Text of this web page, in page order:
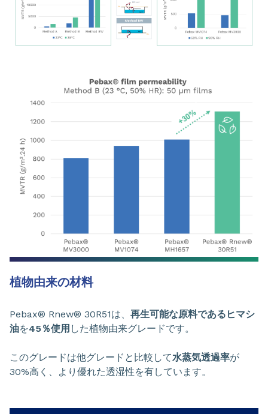
植物由来の材料
Pebax® Rnew® 30R51は、 再生可能な原料であるヒマシ
油を45％使用 した植物由来グレードです。
このグレードは他グレードと比較して水蒸気透過率が
30%高く、より優れた透湿性を有しています。